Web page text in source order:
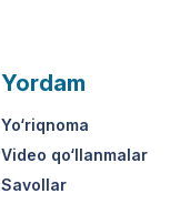
Yordam
Yo‘riqnoma
Video qo‘llanmalar
Savollar